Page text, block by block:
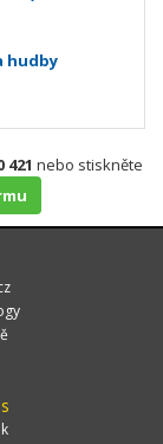
hudby
421 nebo stiskněte